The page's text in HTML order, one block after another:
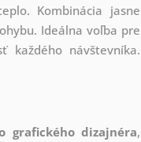
Kombinácia jasne
Ideálna voľba pre
každého návštevníka.
grafického dizajnéra,